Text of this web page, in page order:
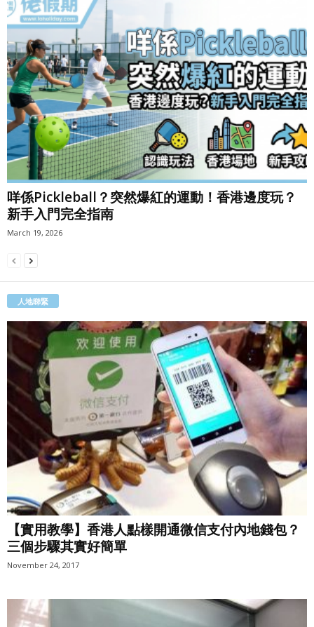
咩係Pickleball？突然爆紅的運動！香港邊度玩？
新手入門完全指南
March 19, 2026
人地睇緊
【實用教學】香港人點樣開通微信支付內地錢包？
三個步驟其實好簡單
November 24, 2017